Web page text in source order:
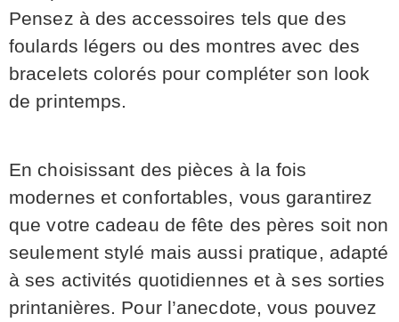
Pensez à des accessoires tels que des
foulards légers ou des montres avec des
bracelets colorés pour compléter son look
de printemps.
En choisissant des pièces à la fois
modernes et confortables, vous garantirez
que votre cadeau de fête des pères soit non
seulement stylé mais aussi pratique, adapté
à ses activités quotidiennes et à ses sorties
printanières. Pour l’anecdote, vous pouvez